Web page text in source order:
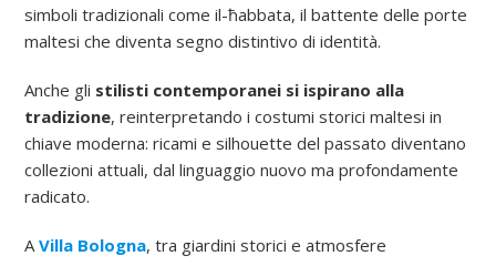
simboli tradizionali come il-ħabbata, il battente delle porte
maltesi che diventa segno distintivo di identità.
Anche gli stilisti contemporanei si ispirano alla
tradizione, reinterpretando i costumi storici maltesi in
chiave moderna: ricami e silhouette del passato diventano
collezioni attuali, dal linguaggio nuovo ma profondamente
radicato.
AVilla Bologna, tra giardini storici e atmosfere